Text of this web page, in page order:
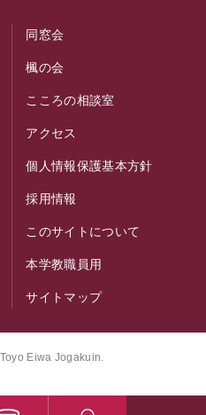
同窓会
楓の会
こころの相談室
アクセス
個人情報保護基本方針
採用情報
このサイトについて
本学教職員用
サイトマップ
Eiwa Jogakuin.